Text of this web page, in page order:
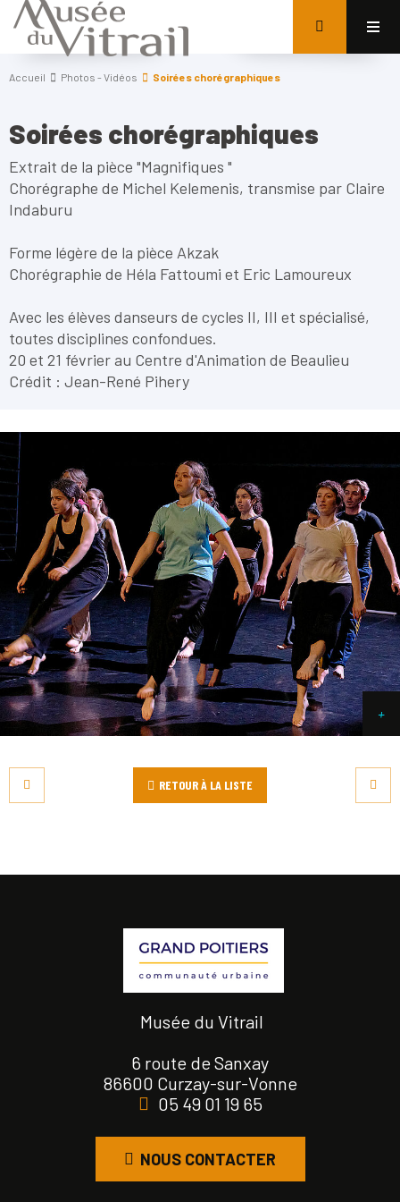
Accueil Photos - Vidéos Soirées chorégraphiques
Soirées chorégraphiques
Extrait de la pièce "Magnifiques "
Chorégraphe de Michel Kelemenis, transmise par Claire
Indaburu
Forme légère de la pièce Akzak
Chorégraphie de Héla Fattoumi et Eric Lamoureux
Avec les élèves danseurs de cycles II, III et spécialisé,
toutes disciplines confondues.
20 et 21 février au Centre d'Animation de Beaulieu
Crédit : Jean-René Pihery
RETOUR À LA LISTE
Musée du Vitrail
6 route de Sanxay
86600 Curzay-sur-Vonne
05 49 01 19 65
NOUS CONTACTER